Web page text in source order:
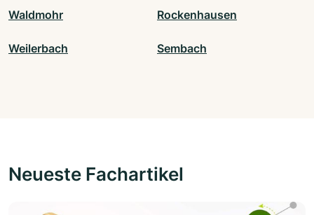
Waldmohr Rockenhausen
Weilerbach Sembach
Neueste Fachartikel